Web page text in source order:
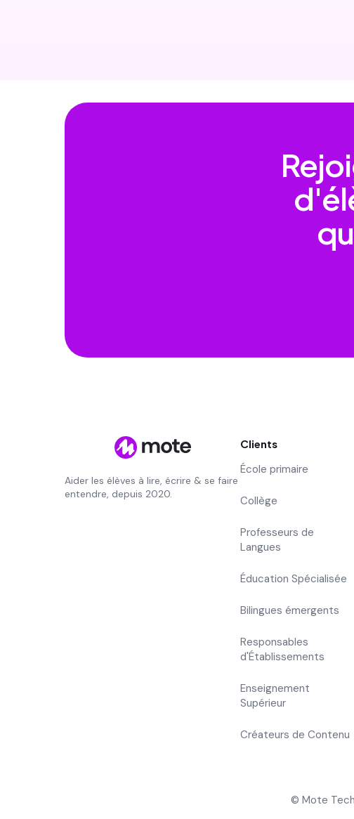
Aider les élèves à lire, écrire & se faire
entendre, depuis 2020.
Clients
École primaire
Collège
Professeurs de
Langues
Éducation Spécialisée
Bilingues émergents
Responsables
d'Établissements
Enseignement
Supérieur
Créateurs de Contenu
© Mote